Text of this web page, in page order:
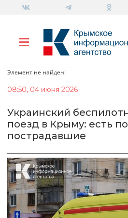
Элемент не найден!
08:50, 04 июня 2026
Украинский
поезд в Крыму: есть
пострадавшие